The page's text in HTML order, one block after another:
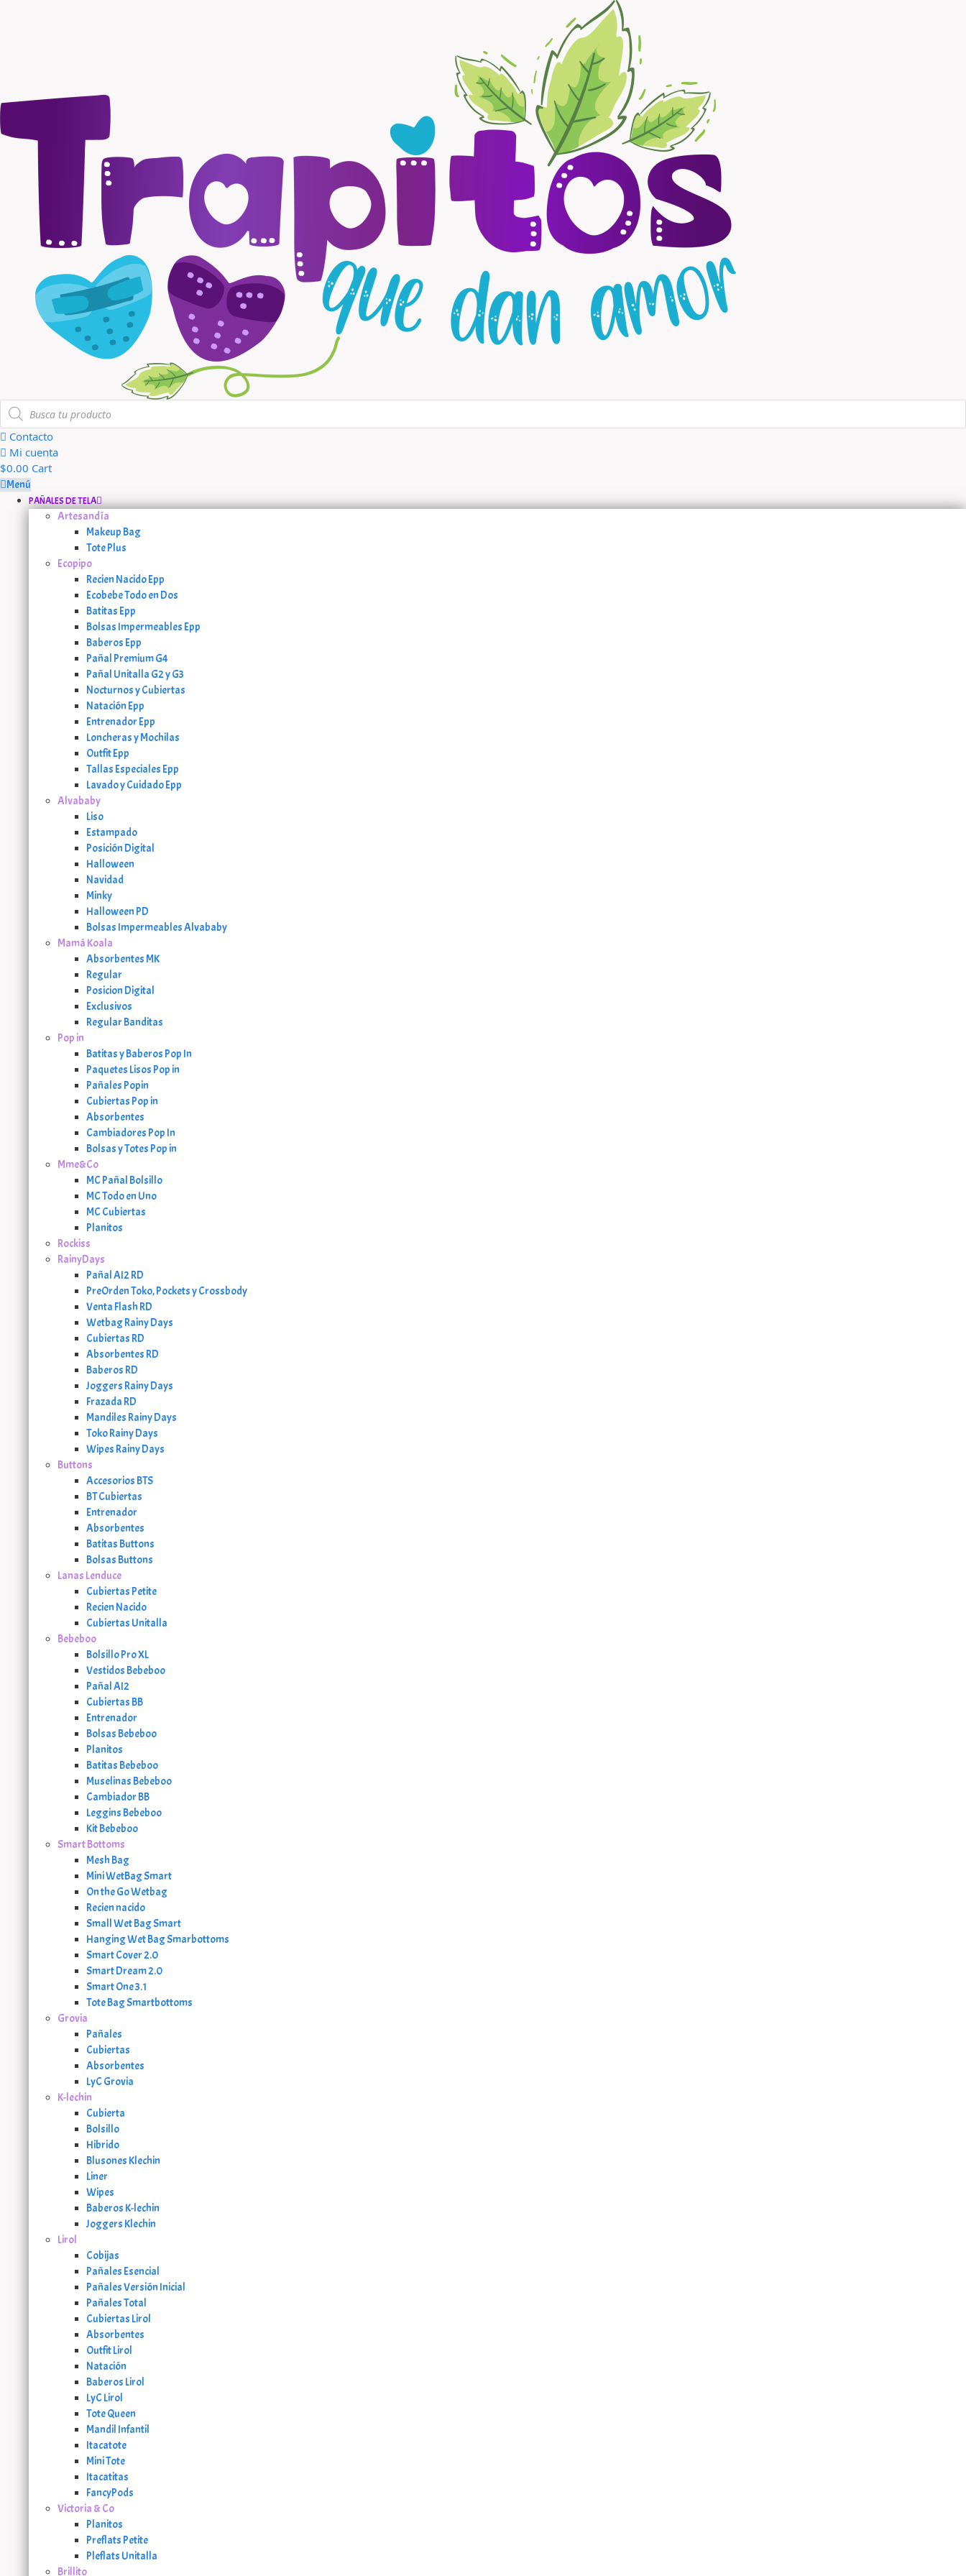
Búsqueda
de
productos
Contacto
Mi cuenta
$0.00 Cart
Menú
PAÑALES DE TELA
Artesandía
Makeup Bag
Tote Plus
Ecopipo
Recien Nacido Epp
Ecobebe Todo en Dos
Batitas Epp
Bolsas Impermeables Epp
Baberos Epp
Pañal Premium G4
Pañal Unitalla G2 y G3
Nocturnos y Cubiertas
Natación Epp
Entrenador Epp
Loncheras y Mochilas
Outfit Epp
Tallas Especiales Epp
Lavado y Cuidado Epp
Alvababy
Liso
Estampado
Posición Digital
Halloween
Navidad
Minky
Halloween PD
Bolsas Impermeables Alvababy
Mamá Koala
Absorbentes MK
Regular
Posicion Digital
Exclusivos
Regular Banditas
Pop in
Batitas y Baberos Pop In
Paquetes Lisos Pop in
Pañales Popin
Cubiertas Pop in
Absorbentes
Cambiadores Pop In
Bolsas y Totes Pop in
Mme&Co
MC Pañal Bolsillo
MC Todo en Uno
MC Cubiertas
Planitos
Rockiss
RainyDays
Pañal AI2 RD
PreOrden Toko, Pockets y Crossbody
Venta Flash RD
Wetbag Rainy Days
Cubiertas RD
Absorbentes RD
Baberos RD
Joggers Rainy Days
Frazada RD
Mandiles Rainy Days
Toko Rainy Days
Wipes Rainy Days
Buttons
Accesorios BTS
BT Cubiertas
Entrenador
Absorbentes
Batitas Buttons
Bolsas Buttons
Lanas Lenduce
Cubiertas Petite
Recien Nacido
Cubiertas Unitalla
Bebeboo
Bolsillo Pro XL
Vestidos Bebeboo
Pañal AI2
Cubiertas BB
Entrenador
Bolsas Bebeboo
Planitos
Batitas Bebeboo
Muselinas Bebeboo
Cambiador BB
Leggins Bebeboo
Kit Bebeboo
Smart Bottoms
Mesh Bag
Mini WetBag Smart
On the Go Wetbag
Recien nacido
Small Wet Bag Smart
Hanging Wet Bag Smarbottoms
Smart Cover 2.0
Smart Dream 2.0
Smart One 3.1
Tote Bag Smartbottoms
Grovia
Pañales
Cubiertas
Absorbentes
LyC Grovia
K-lechin
Cubierta
Bolsillo
Hibrido
Blusones Klechin
Liner
Wipes
Baberos K-lechin
Joggers Klechin
Lirol
Cobijas
Pañales Esencial
Pañales Versión Inicial
Pañales Total
Cubiertas Lirol
Absorbentes
Outfit Lirol
Natación
Baberos Lirol
LyC Lirol
Tote Queen
Mandil Infantil
Itacatote
Mini Tote
Itacatitas
FancyPods
Victoria & Co
Planitos
Preflats Petite
Pleflats Unitalla
Brillito